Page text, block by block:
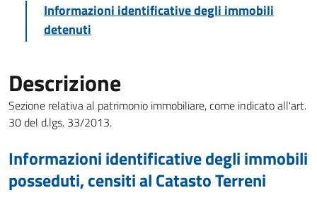
Informazioni identificative degli immobili
detenuti
Descrizione
Sezione relativa al patrimonio immobiliare, come indicato all'art.
30 del d.lgs. 33/2013.
Informazioni identificative degli immobili
posseduti, censiti al Catasto Terreni